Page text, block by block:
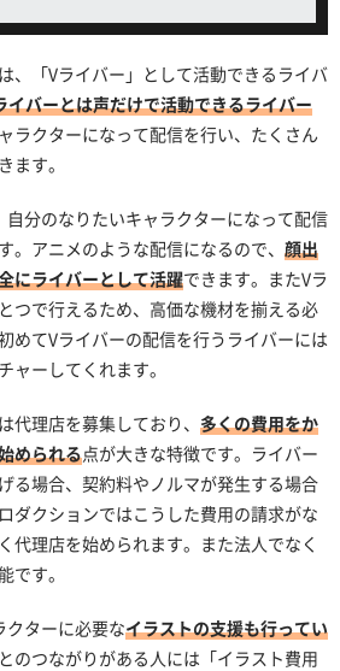
、「Vライバー」として活動できるライバ
イバーとは声だけで活動できるライバー
ラクターになって配信を行い、たくさん
ます。
分のなりたいキャラクターになって配信
。アニメのような配信になるので、 顔出
にライバーとして活躍できます。またVラ
つで行えるため、高価な機材を揃える必
めてVライバーの配信を行うライバーには
ャーしてくれます。
理店を募集しており、 多くの費用をか
められる点が大きな特徴です。ライバー
る場合、契約料やノルマが発生する場合
ダクションではこうした費用の請求がな
代理店を始められます。また法人でなく
です。
クターに必要なイラストの支援も行ってい
のつながりがある人には「イラスト費用